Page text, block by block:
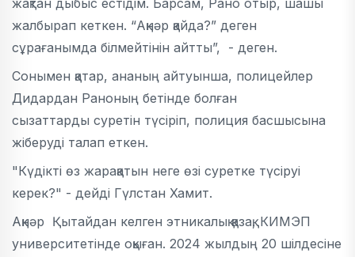
жақтан дыбыс естідім. Барсам, Рано отыр, шашы
жалбырап кеткен. “Ақнәр қайда?” деген
сұрағанымда білмейтінін айтты”, - деген.
Сонымен қатар, ананың айтуынша, полицейлер
Дидардан Раноның бетінде болған
сызаттарды суретін түсіріп, полиция басшысына
жіберуді талап еткен.
"Күдікті өз жарақатын неге өзі суретке түсіруі
керек?" - дейді Гүлстан Хамит.
Ақнәр Қытайдан келген этникалық қазақ, КИМЭП
университетінде оқыған. 2024 жылдың 20 шілдесіне